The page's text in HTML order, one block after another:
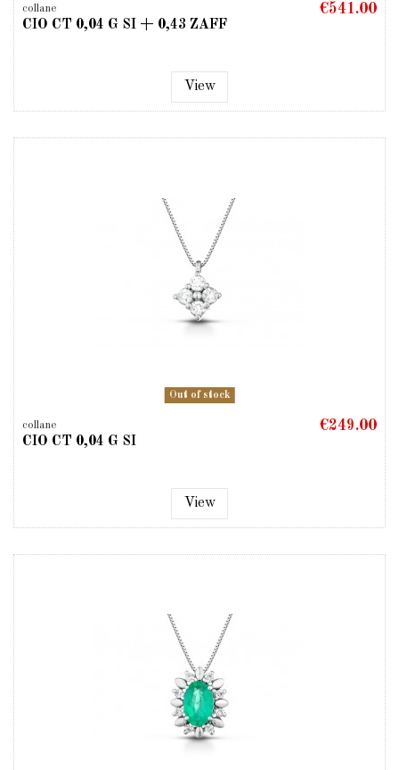
collane
CIO CT 0,04 G SI + 0,43 ZAFF
€541.00
View
Out of stock
collane
CIO CT 0,04 G SI
€249.00
View